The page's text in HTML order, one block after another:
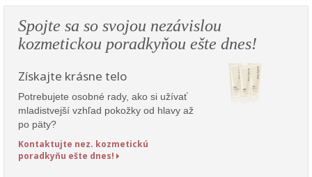
Spojte sa so svojou nezávislou
kozmetickou poradkyňou ešte dnes!
Získajte krásne telo
Potrebujete osobné rady, ako si užívať
mladistvejší vzhľad pokožky od hlavy až
po päty?
Kontaktujte nez. kozmetickú
poradkyňu ešte dnes!